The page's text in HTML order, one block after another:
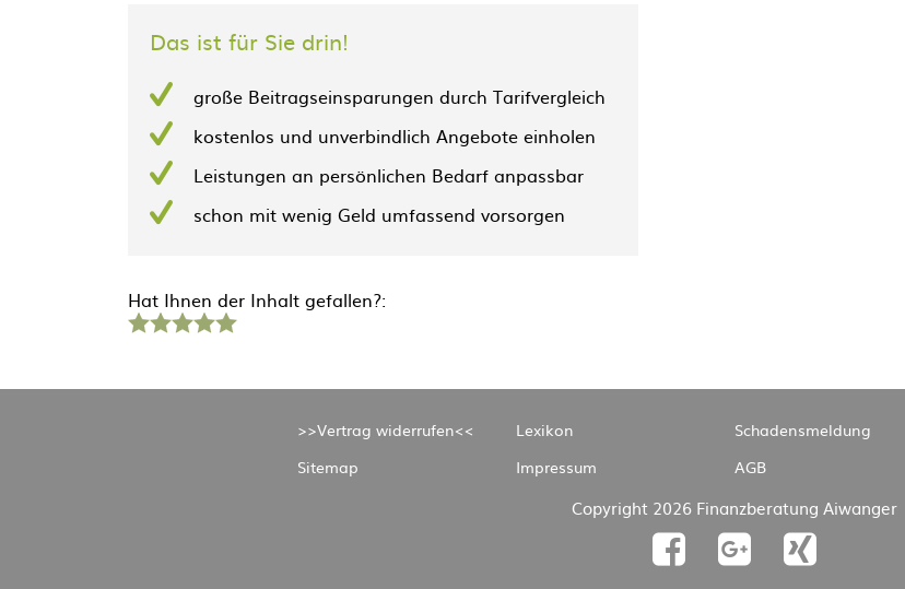
Das ist für Sie drin!
große Beitragseinsparungen durch Tarifvergleich
kostenlos und unverbindlich Angebote einholen
Leistungen an persönlichen Bedarf anpassbar
schon mit wenig Geld umfassend vorsorgen
Hat Ihnen der Inhalt gefallen?:
Stern Sterne Sterne Sterne Sterne
Navigation
überspringen
>>Vertrag widerrufen<< Lexikon Schadensmeldung
Sitemap
Impressum AGB
Copyright 2026 Finanzberatung Aiwanger